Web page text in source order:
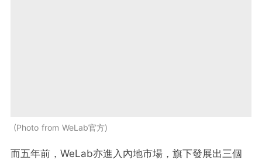
Photo from WeLab官方
而五年前，WeLab亦進入內地市場，旗下發展出三個